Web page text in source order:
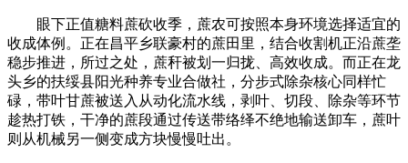
眼下正值糖料蔗砍收季，蔗农可按照本身环境选择适宜的
收成体例。正在昌平乡联豪村的蔗田里，结合收割机正沿蔗垄
稳步推进，所过之处，蔗秆被划一归拢、高效收成。而正在龙
头乡的扶绥县阳光种养专业合做社，分步式除杂核心同样忙
碌，带叶甘蔗被送入从动化流水线，剥叶、切段、除杂等环节
趁热打铁，干净的蔗段通过传送带络绎不绝地输送卸车，蔗叶
则从机械另一侧变成方块慢慢吐出。